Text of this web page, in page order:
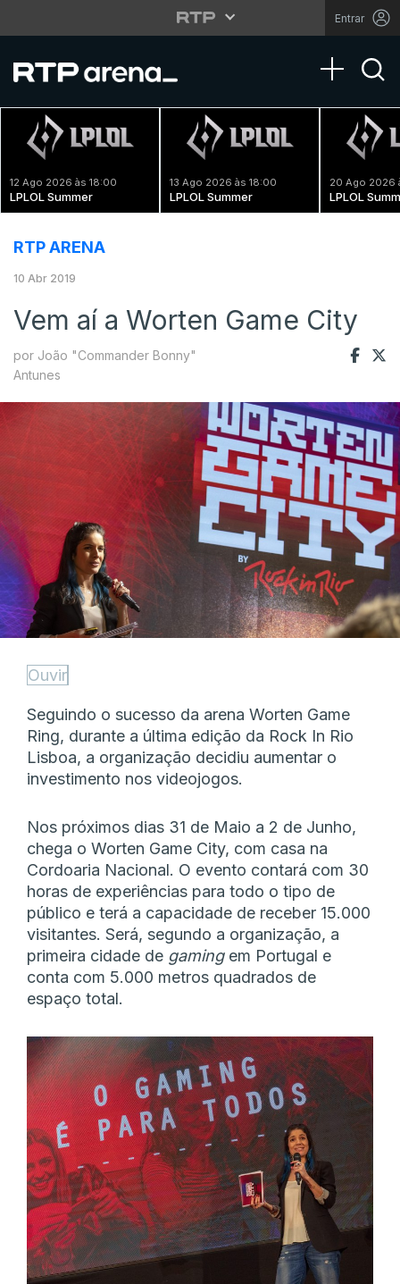
Entrar
Toggle
12 Ago 2026 às 18:00
LPLOL Summer
13 Ago 2026 às 18:00
LPLOL Summer
20 Ago 2026
LPLOL
RTP ARENA
10 Abr 2019
Vem aí a Worten Game City
por João "Commander Bonny"
Antunes
Ouvir
Seguindo o sucesso da arena Worten Game
Ring, durante a última edição da Rock In Rio
Lisboa, a organização decidiu aumentar o
investimento nos videojogos.
Nos próximos dias 31 de Maio a 2 de Junho,
chega o Worten Game City, com casa na
Cordoaria Nacional. O evento contará com 30
horas de experiências para todo o tipo de
público e terá a capacidade de receber 15.000
visitantes. Será, segundo a organização, a
primeira cidade de gamingem Portugal e
conta com 5.000 metros quadrados de
espaço total.